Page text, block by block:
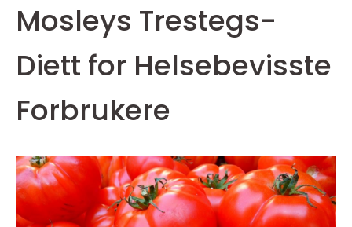
Mosleys Trestegs-
Diett for Helsebevisste
Forbrukere